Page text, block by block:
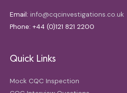
Email: info@cqcinvestigations.co.uk
Phone: +44 (0)121 821 2200
Quick Links
Mock CQC Inspection